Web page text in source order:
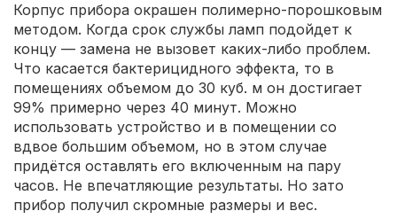
Корпус прибора окрашен полимерно-порошковым
методом. Когда срок службы ламп подойдет к
концу — замена не вызовет каких-либо проблем.
Что касается бактерицидного эффекта, то в
помещениях объемом до 30 куб. м он достигает
99% примерно через 40 минут. Можно
использовать устройство и в помещении со
вдвое большим объемом, но в этом случае
придётся оставлять его включенным на пару
часов. Не впечатляющие результаты. Но зато
прибор получил скромные размеры и вес.